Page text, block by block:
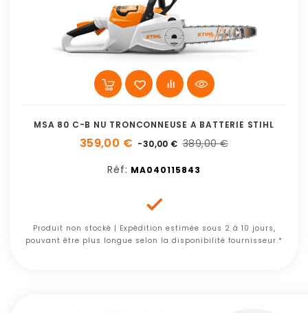
MSA 80 C-B NU TRONCONNEUSE A BATTERIE STIHL
359,00 € -30,00 € 389,00 €
Réf: MA040115843

Produit non stocké | Expédition estimée sous 2 à 10 jours,
pouvant être plus longue selon la disponibilité fournisseur.*